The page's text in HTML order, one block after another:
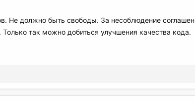
Не должно быть свободы. За несоблюдение
так можно добиться улучшения качества кода.